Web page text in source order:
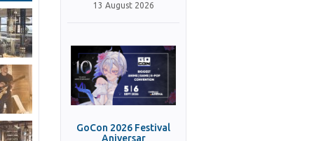
13 August 2026
GoCon 2026 Festival
Aniversar